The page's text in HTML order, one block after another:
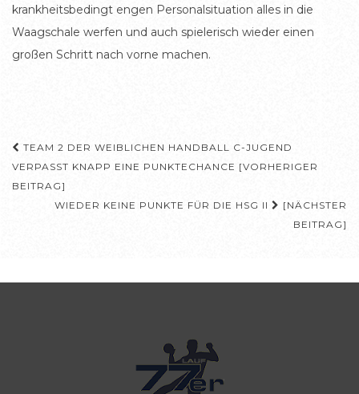
krankheitsbedingt engen Personalsituation alles in die
Waagschale werfen und auch spielerisch wieder einen
großen Schritt nach vorne machen.
Beitragsnavigation
TEAM 2 DER WEIBLICHEN HANDBALL C-JUGEND
VERPASST KNAPP EINE PUNKTECHANCE [VORHERIGER
BEITRAG]
WIEDER KEINE PUNKTE FÜR DIE HSG II
[NÄCHSTER
BEITRAG]